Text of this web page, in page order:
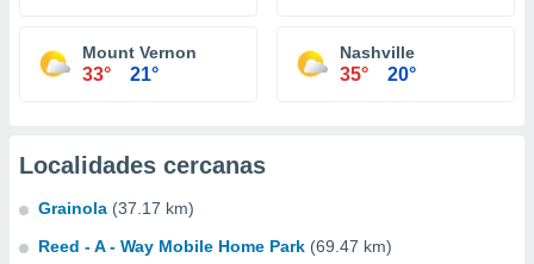
Mount Vernon
33° 21°
Nashville
35° 20°
Localidades cercanas
Grainola (37.17 km)
Reed - A - Way Mobile Home Park (69.47 km)